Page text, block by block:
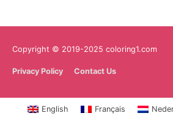
Copyright © 2019-2025 coloring1.com
Privacy Policy Contact Us
English Français